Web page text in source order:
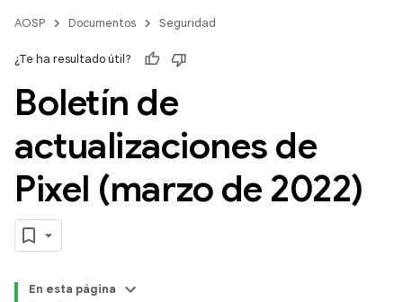
AOSP Documentos Seguridad
¿Te ha resultado útil?
Boletín de
actualizaciones de
Pixel (marzo de 2022)
En esta página